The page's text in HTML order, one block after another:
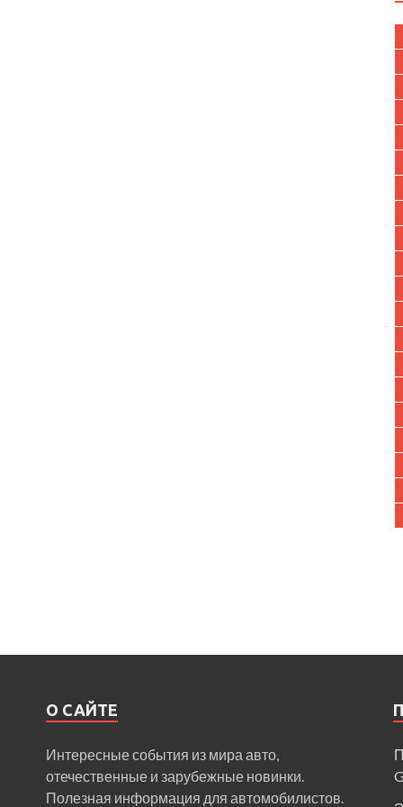
О САЙТЕ
Интересные события из мира авто,
отечественные и зарубежные новинки.
Полезная информация для автомобилистов.